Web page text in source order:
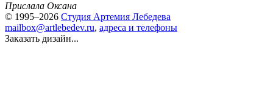
Прислала Оксана
© 1995–2026 Студия Артемия Лебедева
mailbox@artlebedev.ru, адреса и телефоны
Заказать дизайн...